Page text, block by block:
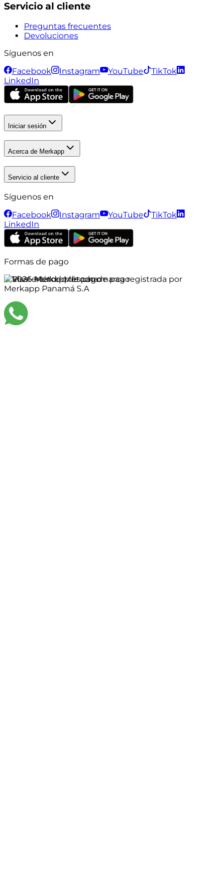
Servicio al cliente
Preguntas frecuentes
Devoluciones
Síguenos en
Facebook
Instagram YouTube
TikTok
LinkedIn
Iniciar sesión
Acerca de Merkapp
Servicio al cliente
Síguenos en
Facebook
Instagram YouTube
TikTok
LinkedIn
Formas de pago
©2026Merkapp es una marca registrada por
Merkapp Panamá S.A